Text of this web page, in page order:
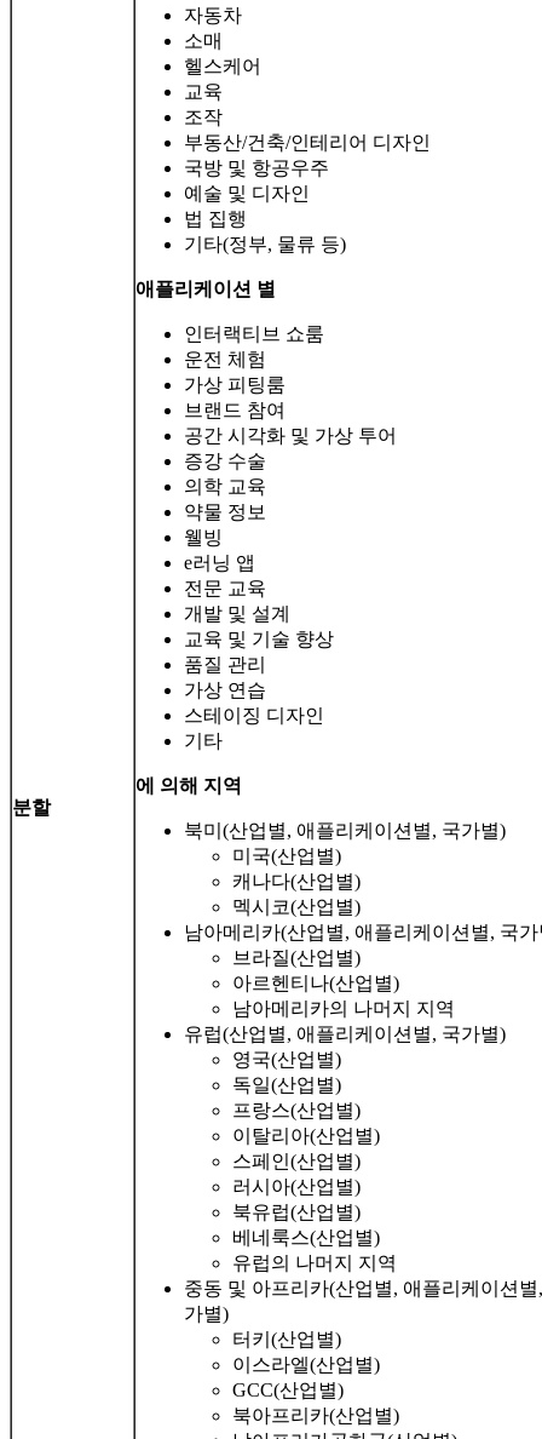
분할
자동차
소매
헬스케어
교육
조작
부동산/건축/인테리어 디자인
국방 및 항공우주
예술 및 디자인
법 집행
기타(정부, 물류 등)
애플리케이션 별
인터랙티브 쇼룸
운전 체험
가상 피팅룸
브랜드 참여
공간 시각화 및 가상 투어
증강 수술
의학 교육
약물 정보
웰빙
e러닝 앱
전문 교육
개발 및 설계
교육 및 기술 향상
품질 관리
가상 연습
스테이징 디자인
기타
에 의해 지역
북미(산업별, 애플리케이션별, 국가별)
미국(산업별)
캐나다(산업별)
멕시코(산업별)
남아메리카(산업별, 애플리케이션별, 국가
브라질(산업별)
아르헨티나(산업별)
남아메리카의 나머지 지역
유럽(산업별, 애플리케이션별, 국가별)
영국(산업별)
독일(산업별)
프랑스(산업별)
이탈리아(산업별)
스페인(산업별)
러시아(산업별)
북유럽(산업별)
베네룩스(산업별)
유럽의 나머지 지역
중동 및 아프리카(산업별, 애플리케이션별
가별)
터키(산업별)
이스라엘(산업별)
GCC(산업별)
북아프리카(산업별)